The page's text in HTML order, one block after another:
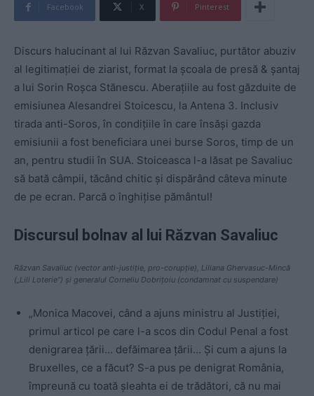
Facebook X Pinterest
Discurs halucinant al lui Răzvan Savaliuc, purtător abuziv
al legitimației de ziarist, format la școala de presă & șantaj
a lui Sorin Roșca Stănescu. Aberațiile au fost găzduite de
emisiunea Alesandrei Stoicescu, la Antena 3. Inclusiv
tirada anti-Soros, în condițiile în care însăși gazda
emisiunii a fost beneficiara unei burse Soros, timp de un
an, pentru studii în SUA. Stoiceasca l-a lăsat pe Savaliuc
să bată câmpii, tăcând chitic și dispărând câteva minute
de pe ecran. Parcă o înghițise pământul!
Discursul bolnav al lui Răzvan Savaliuc
Răzvan Savaliuc (vector anti-justiție, pro-corupție), Liliana Ghervasuc-Mincă
(„Lili Loterie”) și generalul Corneliu Dobrițoiu (condamnat cu suspendare)
„Monica Macovei, când a ajuns ministru al Justiției,
primul articol pe care l-a scos din Codul Penal a fost
denigrarea țării… defăimarea țării… Și cum a ajuns la
Bruxelles, ce a făcut? S-a pus pe denigrat România,
împreună cu toată șleahta ei de trădători, că nu mai